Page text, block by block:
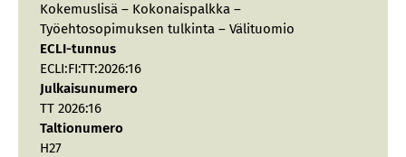
Kokemuslisä – Kokonaispalkka –
Työehtosopimuksen tulkinta – Välituomio
ECLI-tunnus
ECLI:FI:TT:2026:16
Julkaisunumero
TT 2026:16
Taltionumero
H27